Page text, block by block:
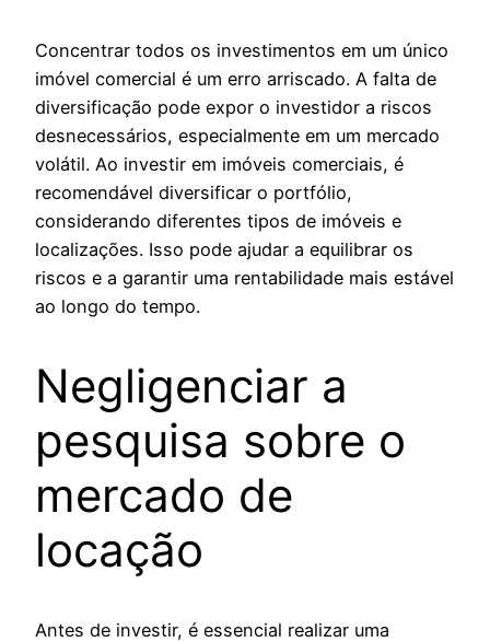
Concentrar todos os investimentos em um único
imóvel comercial é um erro arriscado. A falta de
diversificação pode expor o investidor a riscos
desnecessários, especialmente em um mercado
volátil. Ao investir em imóveis comerciais, é
recomendável diversificar o portfólio,
considerando diferentes tipos de imóveis e
localizações. Isso pode ajudar a equilibrar os
riscos e a garantir uma rentabilidade mais estável
ao longo do tempo.
Negligenciar a
pesquisa sobre o
mercado de
locação
Antes de investir, é essencial realizar uma